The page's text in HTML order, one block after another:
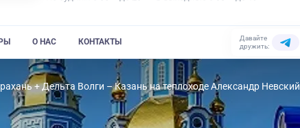
О НАС КОНТАКТЫ
Давайте
дружить:
+ Дельта Волги – Казань на теплоходе Александр Невский